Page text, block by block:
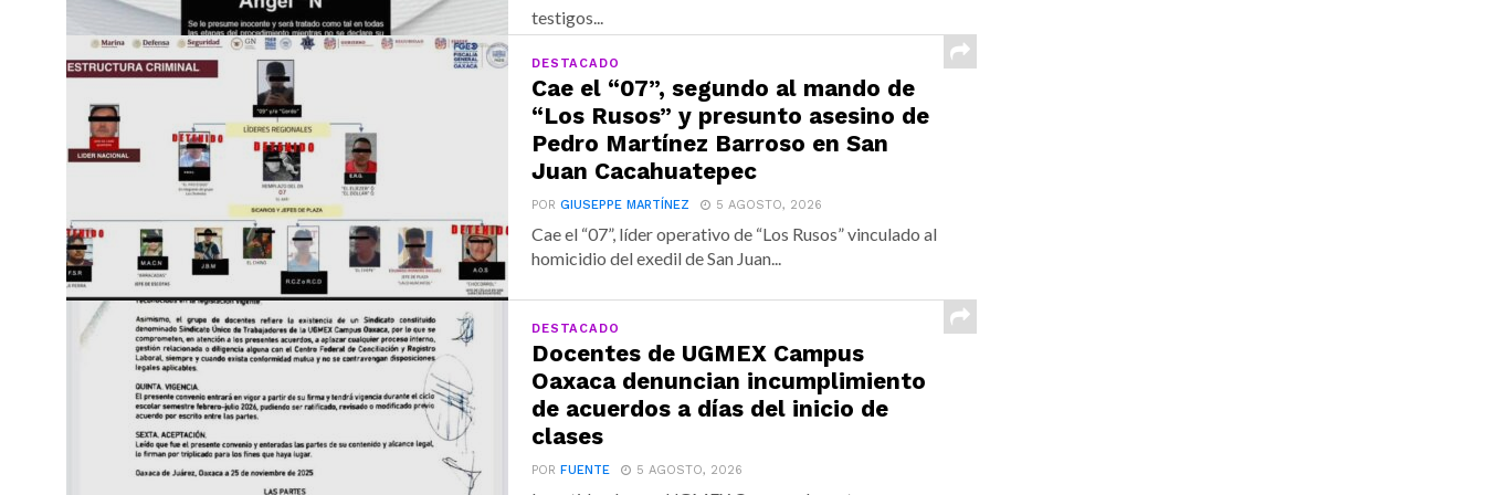
testigos...
DESTACADO
Cae el “07”, segundo al mando de
“Los Rusos” y presunto asesino de
Pedro Martínez Barroso en San
Juan Cacahuatepec
PORGIUSEPPE MARTÍNEZ 5 AGOSTO, 2026
Cae el “07”, líder operativo de “Los Rusos” vinculado al
homicidio del exedil de San Juan...
DESTACADO
Docentes de UGMEX Campus
Oaxaca denuncian incumplimiento
de acuerdos a días del inicio de
clases
PORFUENTE 5 AGOSTO, 2026